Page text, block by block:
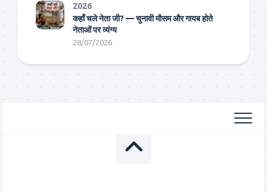
2026
कहाँ चले नेता जी? — चुनावी मौसम और गायब होते
नेताओं पर व्यंग्य
28/07/2026